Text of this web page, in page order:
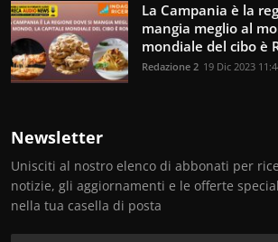
La Campania è la
mangia meglio al
mondiale del cibo è
Redazione 2 19 Dic 2023
Newsletter
Unisciti al nostro elenco di abbonati per
notizie, gli aggiornamenti e le offerte
nella tua casella di posta